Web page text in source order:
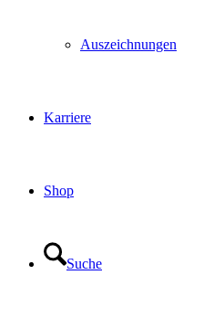
Auszeichnungen
Karriere
Shop
Suche